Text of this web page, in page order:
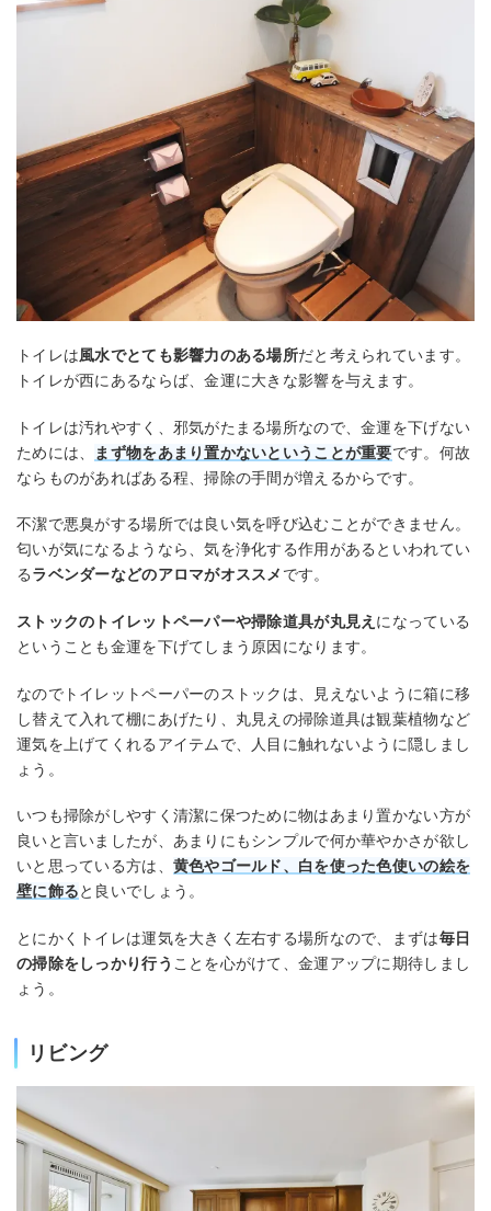
トイレは風水でとても影響力のある場所だと考えられています。
トイレが西にあるならば、金運に大きな影響を与えます。
トイレは汚れやすく、邪気がたまる場所なので、金運を下げない
ためには、
まず物をあまり置かないということが重要です。何故
ならものがあればある程、掃除の手間が増えるからです。
不潔で悪臭がする場所では良い気を呼び込むことができません。
匂いが気になるようなら、気を浄化する作用があるといわれてい
るラベンダーなどのアロマがオススメ です。
ストックのトイレットペーパーや掃除道具が丸見え になっている
ということも金運を下げてしまう原因になります。
なのでトイレットペーパーのストックは、見えないように箱に移
し替えて入れて棚にあげたり、丸見えの掃除道具は観葉植物など
運気を上げてくれるアイテムで、人目に触れないように隠しまし
ょう。
いつも掃除がしやすく清潔に保つために物はあまり置かない方が
良いと言いましたが、あまりにもシンプルで何か華やかさが欲し
いと思っている方は、 黄色やゴールド、白を使った色使いの絵を
壁に飾ると良いでしょう。
とにかくトイレは運気を大きく左右する場所なので、まずは毎日
の掃除をしっかり行う ことを心がけて、金運アップに期待しまし
ょう。
リビング